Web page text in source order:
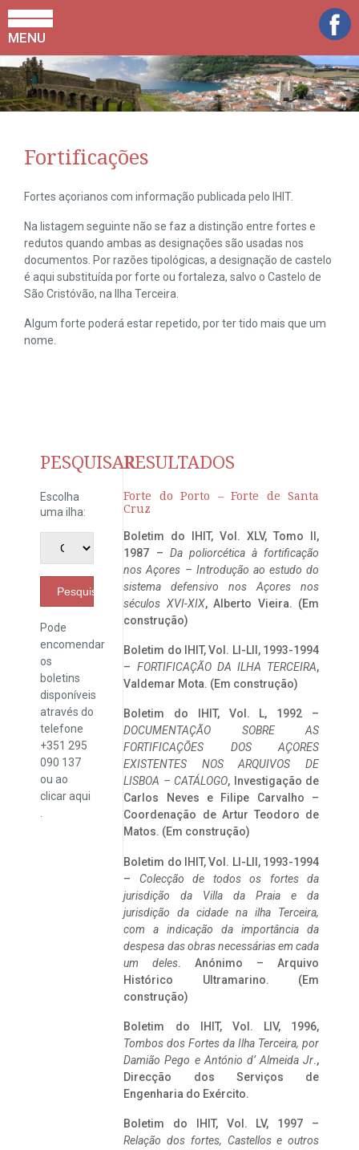
MENU
Fortificações
Fortes açorianos com informação publicada pelo IHIT.
Na listagem seguinte não se faz a distinção entre fortes e
redutos quando ambas as designações são usadas nos
documentos. Por razões tipológicas, a designação de castelo
é aqui substituída por forte ou fortaleza, salvo o Castelo de
São Cristóvão, na Ilha Terceira.
Algum forte poderá estar repetido, por ter tido mais que um
nome.
PESQUISAR
Escolha
uma ilha:
Pesquisar
Pode
encomendar
os
boletins
disponíveis
através do
telefone
+351 295
090 137
ou ao
clicaraqui
RESULTADOS
Forte do Porto – Forte de Santa
Cruz
Boletim do IHIT, Vol. XLV, Tomo II,
1987 – Da poliorcética à fortificação
nos Açores – Introdução ao estudo do
sistema defensivo nos Açores nos
séculos XVI-XIX, Alberto Vieira. (Em
construção)
Boletim do IHIT, Vol. LI-LII, 1993-1994
– FORTIFICAÇÃO DA ILHA TERCEIRA,
Valdemar Mota. (Em construção)
Boletim do IHIT, Vol. L, 1992 –
DOCUMENTAÇÃO SOBRE AS
FORTIFICAÇÕES DOS AÇORES
EXISTENTES NOS ARQUIVOS DE
LISBOA – CATÁLOGO, Investigação de
Carlos Neves e Filipe Carvalho –
Coordenação de Artur Teodoro de
Matos. (Em construção)
Boletim do IHIT, Vol. LI-LII, 1993-1994
– Colecção de todos os fortes da
jurisdição da Villa da Praia e da
jurisdição da cidade na ilha Terceira,
com a indicação da importância da
despesa das obras necessárias em cada
um deles. Anónimo – Arquivo
Histórico Ultramarino. (Em
construção)
Boletim do IHIT, Vol. LIV, 1996,
Tombos dos Fortes da Ilha Terceira, por
Damião Pego e António d’ Almeida Jr.,
Direcção dos Serviços de
Engenharia do Exército.
Boletim do IHIT, Vol. LV, 1997 –
Relação dos fortes, Castellos e outros